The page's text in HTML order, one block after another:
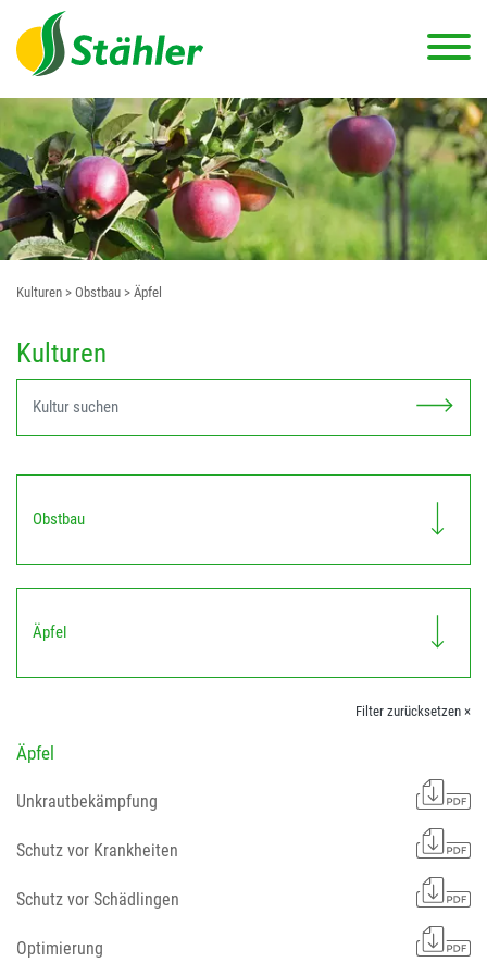
Kulturen > Obstbau > Äpfel
Kulturen
Obstbau
Äpfel
Filter zurücksetzen ×
Äpfel
Unkrautbekämpfung
Schutz vor Krankheiten
Schutz vor Schädlingen
Optimierung